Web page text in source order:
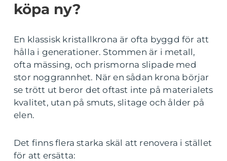
köpa ny?
En klassisk kristallkrona är ofta byggd för att
hålla i generationer. Stommen är i metall,
ofta mässing, och prismorna slipade med
stor noggrannhet. När en sådan krona börjar
se trött ut beror det oftast inte på materialets
kvalitet, utan på smuts, slitage och ålder på
elen.
Det finns flera starka skäl att renovera i stället
för att ersätta: